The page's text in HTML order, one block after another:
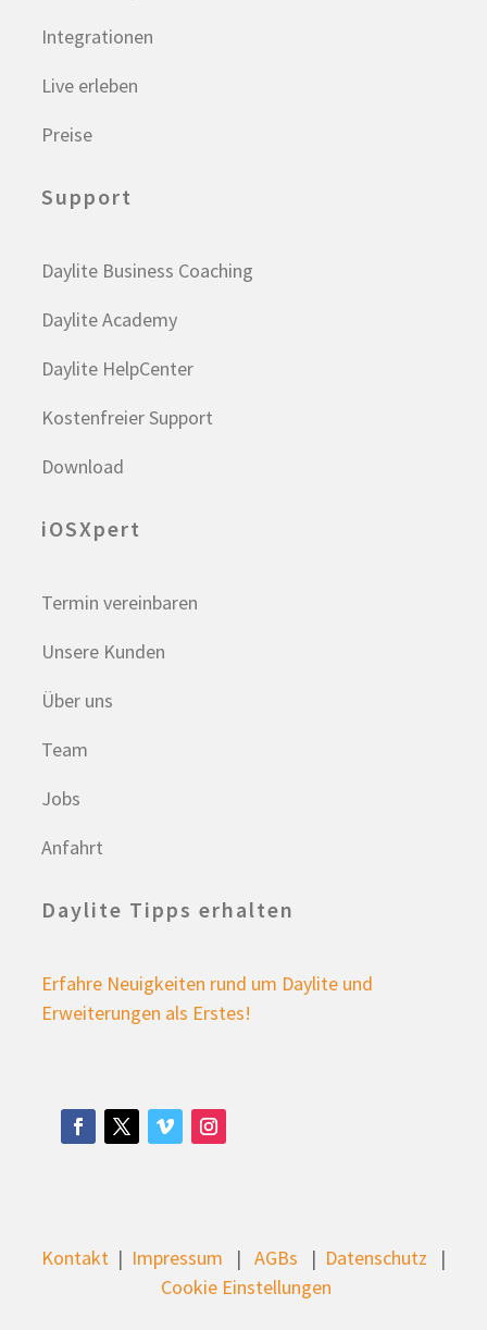
Integrationen
Live erleben
Preise
Support
Daylite Business Coaching
Daylite Academy
Daylite HelpCenter
Kostenfreier Support
Download
iOSXpert
Termin vereinbaren
Unsere Kunden
Über uns
Team
Jobs
Anfahrt
Daylite Tipps erhalten
Erfahre Neuigkeiten rund um Daylite und
Erweiterungen als Erstes!
Kontakt | Impressum | AGBs | Datenschutz |
Cookie Einstellungen